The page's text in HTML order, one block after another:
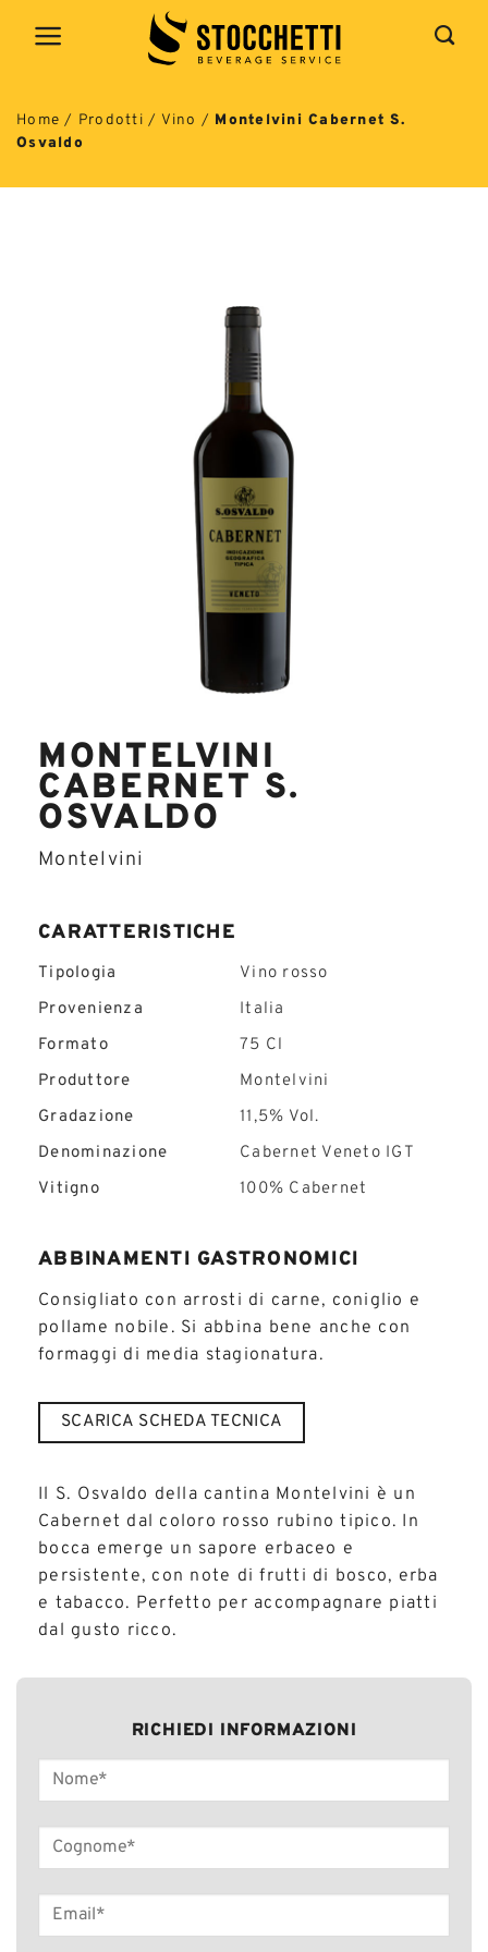
Home / Prodotti / Vino / Montelvini Cabernet S.
Osvaldo
MONTELVINI
CABERNET S.
OSVALDO
Montelvini
CARATTERISTICHE
Tipologia
Vino rosso
Provenienza
Italia
Formato
75 Cl
Produttore
Montelvini
Gradazione
11,5% Vol.
Denominazione
Cabernet Veneto IGT
Vitigno
100% Cabernet
ABBINAMENTI GASTRONOMICI
Consigliato con arrosti di carne, coniglio e
pollame nobile. Si abbina bene anche con
formaggi di media stagionatura.
SCARICA SCHEDA TECNICA
Il S. Osvaldo della cantina Montelvini è un
Cabernet dal coloro rosso rubino tipico. In
bocca emerge un sapore erbaceo e
persistente, con note di frutti di bosco, erba
e tabacco. Perfetto per accompagnare piatti
dal gusto ricco.
RICHIEDI INFORMAZIONI